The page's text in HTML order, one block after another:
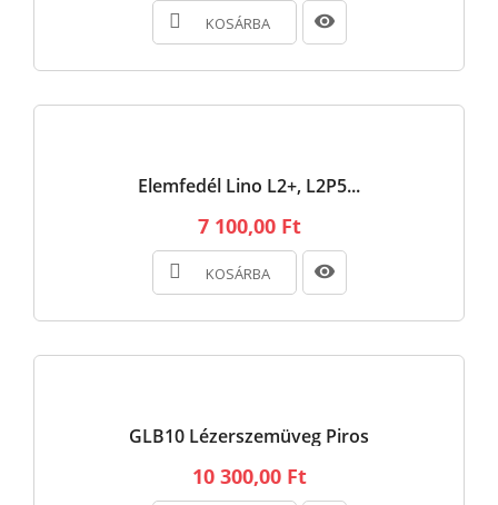
KOSÁRBA
Elemfedél Lino L2+, L2P5...
7 100,00 Ft
KOSÁRBA
GLB10 Lézerszemüveg Piros
10 300,00 Ft